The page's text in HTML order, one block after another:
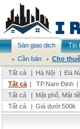
Sàn giao dịch Tin
Cần bán
Cho thuê
Tất cả
| Hà Nội | Đà
Tất cả | TP.Nam Định |
Tất cả
| Mặt phố, Mặt
Tất cả
| Giá dưới 500k